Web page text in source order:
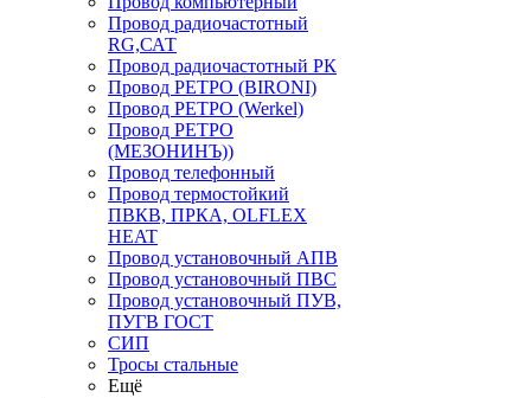
Провод радиочастотный
RG,САТ
Провод радиочастотный РК
Провод РЕТРО (BIRONI)
Провод РЕТРО (Werkel)
Провод РЕТРО
(МЕЗОНИНЪ))
Провод телефонный
Провод термостойкий
ПВКВ, ПРКА, OLFLEX
HEAT
Провод установочный АПВ
Провод установочный ПВС
Провод установочный ПУВ,
ПУГВ ГОСТ
СИП
Тросы стальные
Ещё